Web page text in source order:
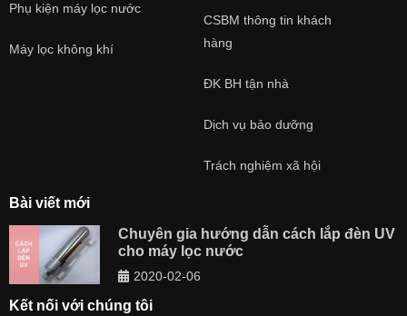
Phụ kiện máy lọc nước
Máy lọc không khí
CSBM thông tin khách
hàng
ĐK BH tận nhà
Dịch vụ bảo dưỡng
Trách nghiệm xã hội
Bài viết mới
Chuyên gia hướng dẫn cách lắp đèn UV
cho máy lọc nước
2020-02-06
Kết nối với chúng tôi